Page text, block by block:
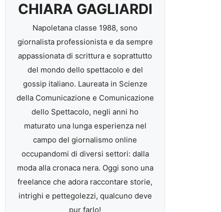
CHIARA GAGLIARDI
Napoletana classe 1988, sono
giornalista professionista e da sempre
appassionata di scrittura e soprattutto
del mondo dello spettacolo e del
gossip italiano. Laureata in Scienze
della Comunicazione e Comunicazione
dello Spettacolo, negli anni ho
maturato una lunga esperienza nel
campo del giornalismo online
occupandomi di diversi settori: dalla
moda alla cronaca nera. Oggi sono una
freelance che adora raccontare storie,
intrighi e pettegolezzi, qualcuno deve
pur farlo!